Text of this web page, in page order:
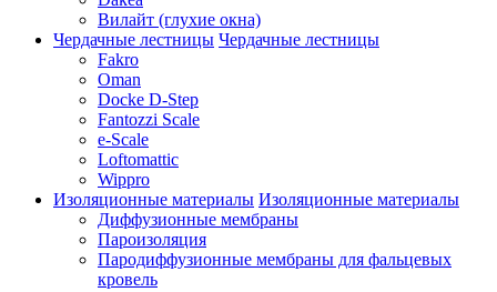
Вилайт (глухие окна)
Чердачные лестницы Чердачные лестницы
Fakro
Oman
Docke D-Step
Fantozzi Scale
e-Scale
Loftomattic
Wippro
Изоляционные материалы Изоляционные материалы
Диффузионные мембраны
Пароизоляция
Пародиффузионные мембраны для фальцевых
кровель